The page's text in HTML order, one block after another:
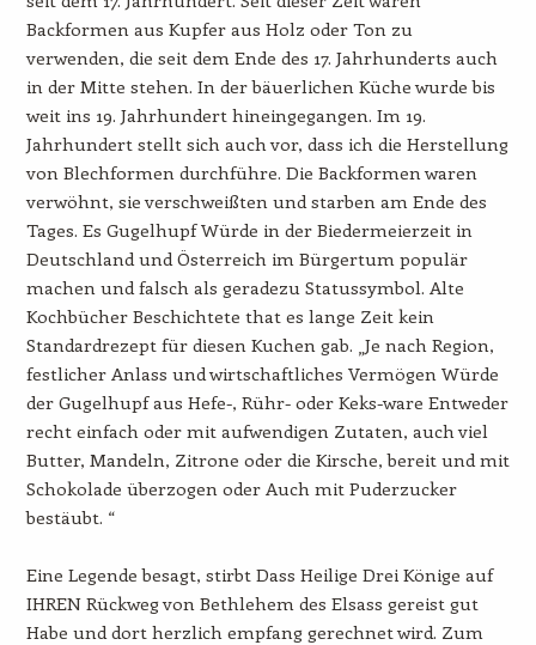
Backformen aus Kupfer aus Holz oder Ton zu
verwenden, die seit dem Ende des 17. Jahrhunderts auch
in der Mitte stehen. In der bäuerlichen Küche wurde bis
weit ins 19. Jahrhundert hineingegangen. Im 19.
Jahrhundert stellt sich auch vor, dass ich die Herstellung
von Blechformen durchführe. Die Backformen waren
verwöhnt, sie verschweißten und starben am Ende des
Tages. Es Gugelhupf Würde in der Biedermeierzeit in
Deutschland und Österreich im Bürgertum populär
machen und falsch als geradezu Statussymbol. Alte
Kochbücher Beschichtete that es lange Zeit kein
Standardrezept für diesen Kuchen gab. „Je nach Region,
festlicher Anlass und wirtschaftliches Vermögen Würde
der Gugelhupf aus Hefe-, Rühr- oder Keks-ware Entweder
recht einfach oder mit aufwendigen Zutaten, auch viel
Butter, Mandeln, Zitrone oder die Kirsche, bereit und mit
Schokolade überzogen oder Auch mit Puderzucker
bestäubt. “
Eine Legende besagt, stirbt Dass Heilige Drei Könige auf
IHREN Rückweg von Bethlehem des Elsass gereist gut
Habe und dort herzlich empfang gerechnet wird. Zum